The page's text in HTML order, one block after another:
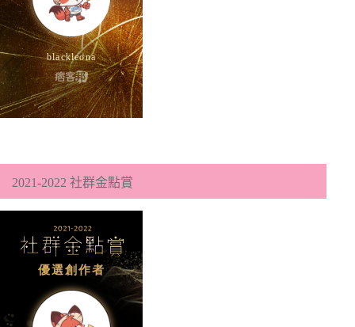
2021-2022 社群金點賞